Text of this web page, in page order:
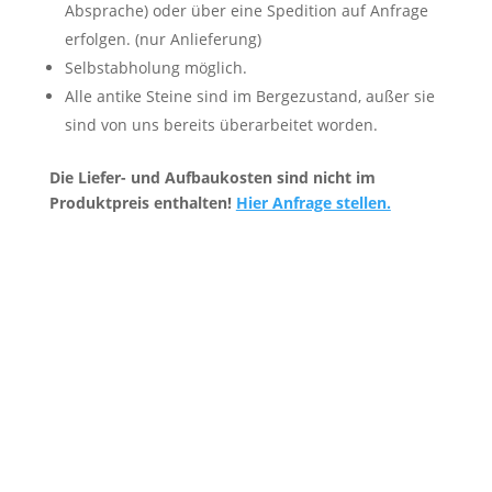
Absprache) oder über eine Spedition auf Anfrage
erfolgen. (nur Anlieferung)
Selbstabholung möglich.
Alle antike Steine sind im Bergezustand, außer sie
sind von uns bereits überarbeitet worden.
Die Liefer- und Aufbaukosten sind nicht im
Produktpreis enthalten! Hier Anfrage stellen.